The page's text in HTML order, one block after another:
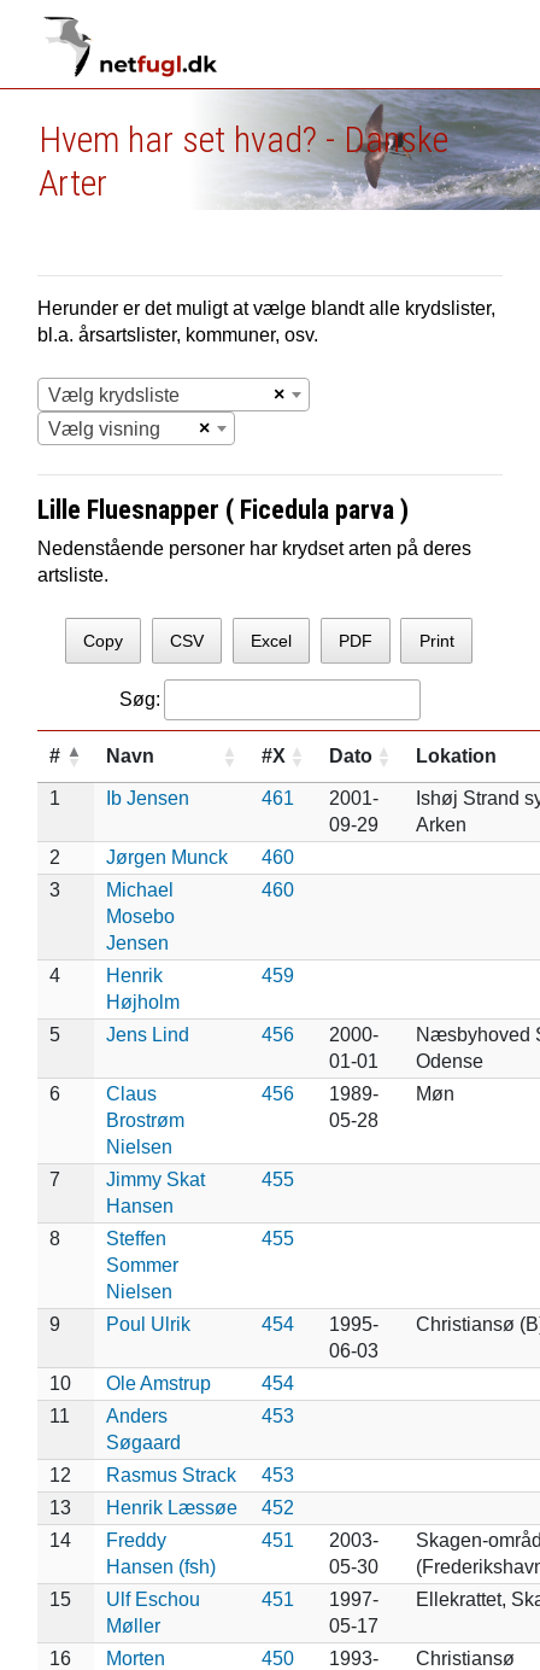
Hvem har set hvad? - Danske
Arter
Herunder er det muligt at vælge blandt alle krydslister,
bl.a. årsartslister, kommuner, osv.
×
Vælg krydsliste
×
Vælg visning
Lille Fluesnapper ( Ficedula parva )
Nedenstående personer har krydset arten på deres
artsliste.
Copy CSV Excel PDF Print
Søg:
# Navn #X Dato Lokation
1 Ib Jensen 461
2001-
09-29
Ishøj Strand
Arken
2
Jørgen Munck
460
3
Michael
Mosebo
Jensen
460
4
Henrik
Højholm
459
5 Jens Lind 456
2000-
01-01
Næsbyhoved
Odense
6
Claus
Brostrøm
Nielsen
456
1989-
05-28
Møn
7
Jimmy Skat
Hansen
455
8
Steffen
Sommer
Nielsen
455
9 Poul Ulrik 454
1995-
06-03
Christiansø
10 Ole Amstrup
454
11
Anders
Søgaard
453
12 Rasmus Strack
453
13
Henrik Læssøe
452
14
Freddy
Hansen (fsh)
451
2003-
05-30
Skagen-
15
Ulf Eschou
Møller
451
1997-
05-17
Ellekrattet,
16
Morten
450
1993-
Christiansø